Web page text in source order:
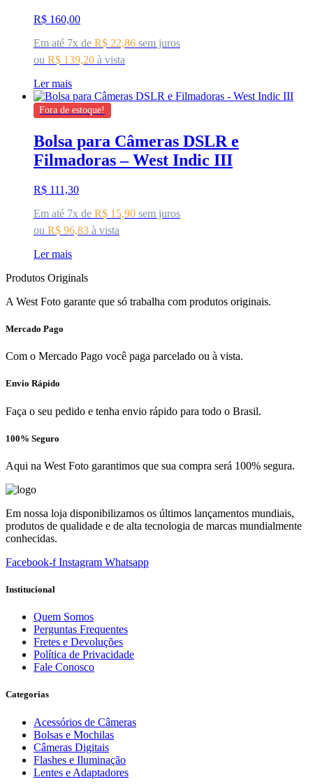
R$ 160,00
Em até 7x de R$ 22,86 sem juros
ou R$ 139,20 à vista
Ler mais
Fora de estoque!
Bolsa para Câmeras DSLR e
Filmadoras – West Indic III
R$ 111,30
Em até 7x de R$ 15,90 sem juros
ou R$ 96,83 à vista
Ler mais
Produtos Originals
A West Foto garante que só trabalha com produtos originais.
Mercado Pago
Com o Mercado Pago você paga parcelado ou à vista.
Envio Rápido
Faça o seu pedido e tenha envio rápido para todo o Brasil.
100% Seguro
Aqui na West Foto garantimos que sua compra será 100% segura.
Em nossa loja disponibilizamos os últimos lançamentos mundiais,
produtos de qualidade e de alta tecnologia de marcas mundialmente
conhecidas.
Facebook-f Instagram Whatsapp
Institucional
Quem Somos
Perguntas Frequentes
Fretes e Devoluções
Política de Privacidade
Fale Conosco
Categorias
Acessórios de Câmeras
Bolsas e Mochilas
Câmeras Digitais
Flashes e Iluminação
Lentes e Adaptadores